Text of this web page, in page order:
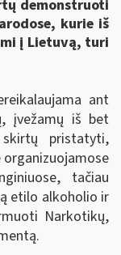
demonstruoti
kurie iš
į Lietuvą, turi
ant
įvežamų iš bet
pristatyti,
tačiau
etilo alkoholio ir
Narkotikų,